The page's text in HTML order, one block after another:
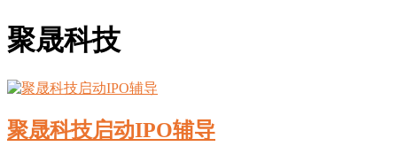
聚晟科技
聚晟科技启动IPO辅导